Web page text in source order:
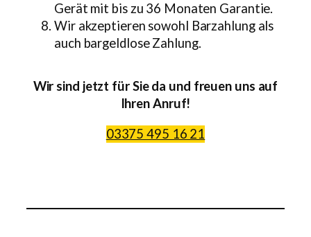
Gerät mit bis zu 36 Monaten Garantie.
Wir akzeptieren sowohl Barzahlung als
auch bargeldlose Zahlung.
Wir sind jetzt für Sie da und freuen uns auf
Ihren Anruf!
03375 495 16 21